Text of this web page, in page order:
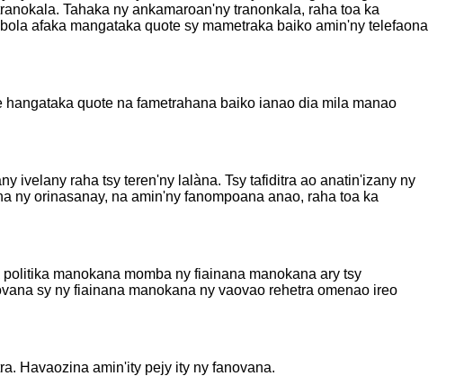
Tahaka ny ankamaroan'ny tranonkala, raha toa ka
afaka mangataka quote sy mametraka baiko amin'ny telefaona
quote na fametrahana baiko ianao dia mila manao
ivelany raha tsy teren'ny lalàna. Tsy tafiditra ao anatin'izany ny
ny orinasanay, na amin'ny fanompoana anao, raha toa ka
manokana momba ny fiainana manokana ary tsy
sy ny fiainana manokana ny vaovao rehetra omenao ireo
Havaozina amin'ity pejy ity ny fanovana.